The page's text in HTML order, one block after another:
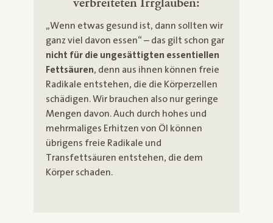
„Wenn etwas gesund ist, dann sollten wir
ganz viel davon essen“ – das gilt schon gar
nicht für die ungesättigten essentiellen
Fettsäuren, denn aus ihnen können freie
Radikale entstehen, die die Körperzellen
schädigen. Wir brauchen also nur geringe
Mengen davon. Auch durch hohes und
mehrmaliges Erhitzen von Öl können
übrigens freie Radikale und
Transfettsäuren entstehen, die dem
Körper schaden.